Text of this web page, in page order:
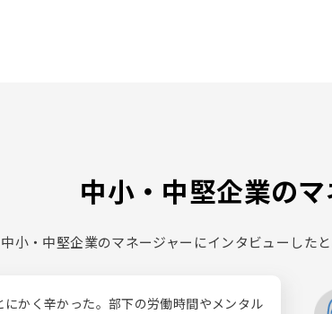
中小・中堅企業の
中小・中堅企業のマネージャーにインタビューした
にかく辛かった。部下の労働時間やメンタル